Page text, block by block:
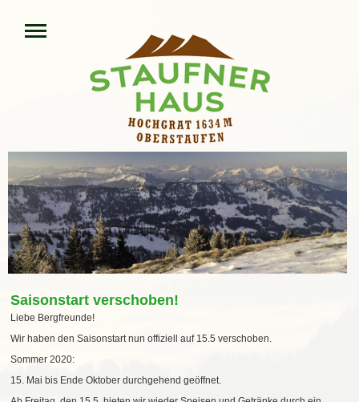
Saisonstart verschoben!
Liebe Bergfreunde!
Wir haben den Saisonstart nun offiziell auf 15.5 verschoben.
Sommer 2020:
15. Mai bis Ende Oktober durchgehend geöffnet.